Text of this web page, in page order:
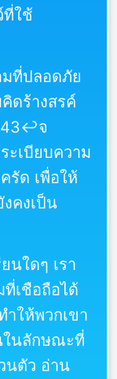
ที่ใช้
มที่ปลอดภัย
ดร้างสรค์
จ
ะเบียบความ
รัด เพื่อให้
คงเป็น
นใดๆ เรา
เชือถือได้
ให้พวกเขา
ในลักษณะที่
นตัว อ่าน